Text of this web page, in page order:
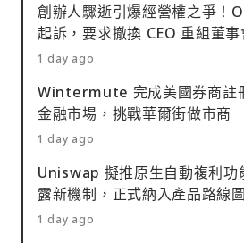
創辦人驟逝引爆經營權之爭！
起訴，要求撤換 CEO 重組董事
1 day ago
Wintermute 完成美國券商註
金融市場，挑戰華爾街做市商
1 day ago
Uniswap 擬推原生自動複利功
露新機制，正式納入產品路線圖
1 day ago